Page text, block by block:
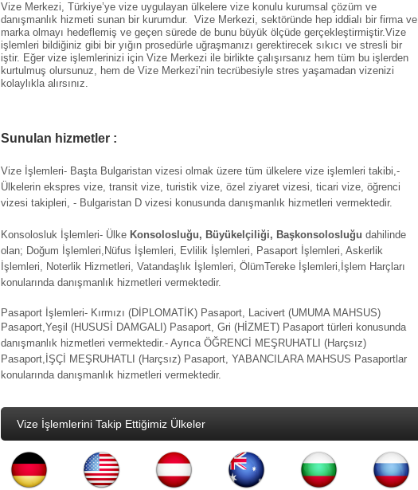
Vize Merkezi, Türkiye’ye vize uygulayan ülkelere vize konulu kurumsal çözüm ve
danışmanlık hizmeti sunan bir kurumdur. Vize Merkezi, sektöründe hep iddialı bir firma ve
marka olmayı hedeflemiş ve geçen sürede de bunu büyük ölçüde gerçekleştirmiştir.Vize
işlemleri bildiğiniz gibi bir yığın prosedürle uğraşmanızı gerektirecek sıkıcı ve stresli bir
iştir. Eğer vize işlemlerinizi için Vize Merkezi ile birlikte çalışırsanız hem tüm bu işlerden
kurtulmuş olursunuz, hem de Vize Merkezi’nin tecrübesiyle stres yaşamadan vizenizi
kolaylıkla alırsınız.
Sunulan hizmetler :
Vize İşlemleri- Başta Bulgaristan vizesi olmak üzere tüm ülkelere vize işlemleri takibi,-
Ülkelerin ekspres vize, transit vize, turistik vize, özel ziyaret vizesi, ticari vize, öğrenci
vizesi takipleri, - Bulgaristan D vizesi konusunda danışmanlık hizmetleri vermektedir.
Konsolosluk İşlemleri- Ülke Konsolosluğu, Büyükelçiliği, Başkonsolosluğu dahilinde
olan; Doğum İşlemleri,Nüfus İşlemleri, Evlilik İşlemleri, Pasaport İşlemleri, Askerlik
İşlemleri, Noterlik Hizmetleri, Vatandaşlık İşlemleri, ÖlümTereke İşlemleri,İşlem Harçları
konularında danışmanlık hizmetleri vermektedir.
Pasaport İşlemleri- Kırmızı (DİPLOMATİK) Pasaport, Lacivert (UMUMA MAHSUS)
Pasaport,Yeşil (HUSUSİ DAMGALI) Pasaport, Gri (HİZMET) Pasaport türleri konusunda
danışmanlık hizmetleri vermektedir.- Ayrıca ÖĞRENCİ MEŞRUHATLI (Harçsız)
Pasaport,İŞÇİ MEŞRUHATLI (Harçsız) Pasaport, YABANCILARA MAHSUS Pasaportlar
konularında danışmanlık hizmetleri vermektedir.
Vize İşlemlerini Takip Ettiğimiz Ülkeler